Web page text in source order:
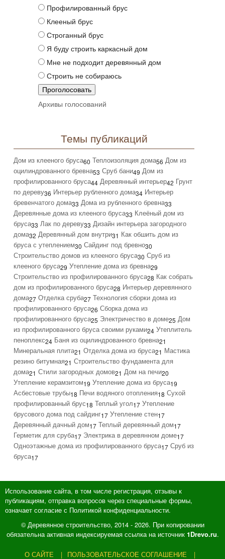
Профилированный брус
Клееный брус
Строганный брус
Я буду строить каркасный дом
Мне не подходит деревянный дом
Строить не собираюсь
Архивы голосований
Темы публикаций
Дом из клееного бруса60 Теплоизоляция дома56 Дом из
оцилиндрованного бревна53 Сруб бани49 Дом из
профилированного бруса44 Деревянный интерьер42 Грунт
по дереву36 Интерьер рубленного дома34 Интерьер
бревенчатого дома33 Дома из рубленного бревна33
Деревянные дома из клееного бруса33 Клеёный дом из
бруса33 Лак по дереву33 Дизайн интерьера загородного
дома32 Деревянный дом внутри31 Как обшить дом из
бруса с утеплением30 Сайдинг под бревно30
Строительство домов из клееного бруса30 Сруб из
клееного бруса29 Утепление дома из бревна29
Строительство из профилированного бруса28 Как собрать
дом из профилированного бруса28 Интерьер деревянного
дома27 Отделка сруба27 Технология сборки дома из
профилированного бруса26 Сборка дома из
профилированного бруса25 Электричество в доме25 Дом
из профилированного бруса своими руками24 Утеплитель
пеноплекс24 Баня из оцилиндрованного бревна21
Минеральная плита21 Отделка дома из бруса21 Мастика
резино битумная21 Строительство фундамента для
дома21 Стили загородных домов21 Дом на печи20
Утепление керамзитом19 Утепление дома из бруса19
Асбестовые трубы18 Печи водяного отопления18 Сухой
профилированный брус18 Теплый угол17 Утепление
брусового дома под сайдинг17 Утепление стен17
Деревянный дачный дом17 Теплый деревянный дом17
Герметик для сруба17 Электрика в деревянном доме17
Одноэтажные дома из профилированного бруса17 Сруб из
бруса17
Использование сайта, в том числе регистрация, отзывы к
публикациям, отправка вопросов через специальные формы,
означает согласие с Политикой конфиденциальности.
© Деревянное строительство, 2014 - 2026. При копировании
обязательна активная индексируемая ссылка на источник 1Drevo.ru.
О САЙТЕ ПОЛЬЗОВАТЕЛЬСКОЕ СОГЛАШЕНИЕ